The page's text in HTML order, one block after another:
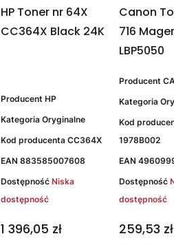
HP Toner nr 64X
CC364X Black 24K
Producent HP
Kategoria Oryginalne
Kod producenta CC364X
EAN 883585007608
Dostępność Niska
dostępność
1 396,05 zł
Canon
716
LBP5050
Producent
Kategoria
Kod
1978B002
EAN
Dostępność
dostępność
259,53 zł